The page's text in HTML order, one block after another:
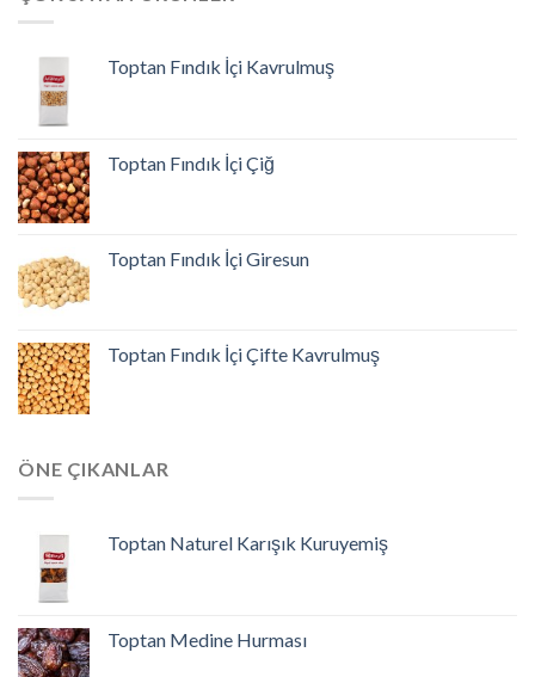
Toptan Fındık İçi Kavrulmuş
Toptan Fındık İçi Çiğ
Toptan Fındık İçi Giresun
Toptan Fındık İçi Çifte Kavrulmuş
ÖNE ÇIKANLAR
Toptan Naturel Karışık Kuruyemiş
Toptan Medine Hurması